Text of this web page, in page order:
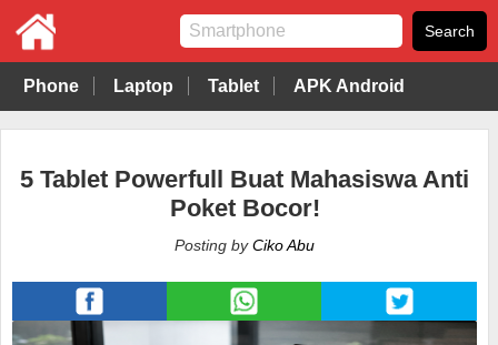
Phone Laptop Tablet APK Android
5 Tablet Powerfull Buat Mahasiswa Anti
Poket Bocor!
Posting byCiko Abu